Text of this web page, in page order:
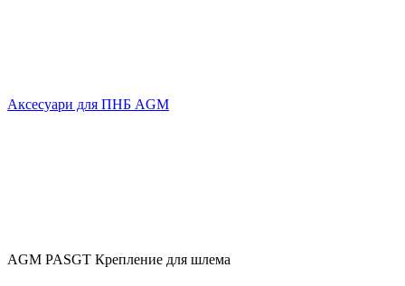
Аксесуари для ПНБ AGM
AGM PASGT Крепление для шлема